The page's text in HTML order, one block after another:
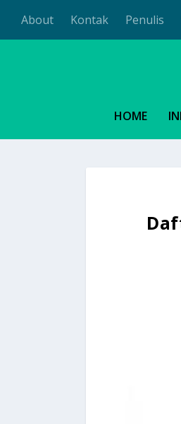
About Kontak Penulis
HOME